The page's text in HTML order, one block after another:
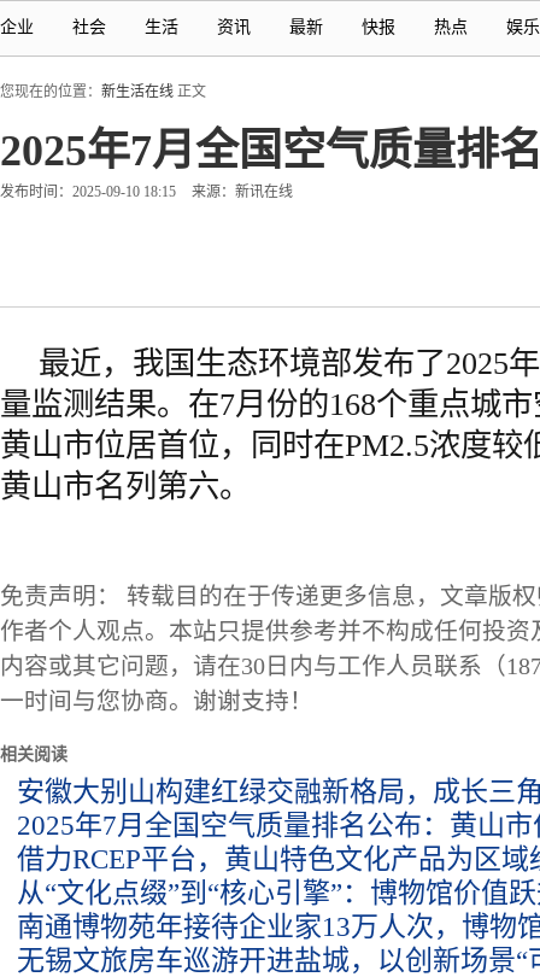
企业 社会 生活 资讯 最新 快报 热点 娱乐
您现在的位置： 新生活在线 正文
2025年7月全国空气质量排
发布时间：2025-09-10 18:15 来源：新讯在线
最近，我国生态环境部发布了2025
量监测结果。在7月份的168个重点城
黄山市位居首位，同时在PM2.5浓度较
黄山市名列第六。
免责声明： 转载目的在于传递更多信息，文章版
作者个人观点。本站只提供参考并不构成任何投
内容或其它问题，请在30日内与工作人员联系（
一时间与您协商。谢谢支持！
相关阅读
安徽大别山构建红绿交融新格局，成长三
2025年7月全国空气质量排名公布：黄山
借力RCEP平台，黄山特色文化产品为区
从“文化点缀”到“核心引擎”：博物馆价值
南通博物苑年接待企业家13万人次，博物
无锡文旅房车巡游开进盐城，以创新场景“